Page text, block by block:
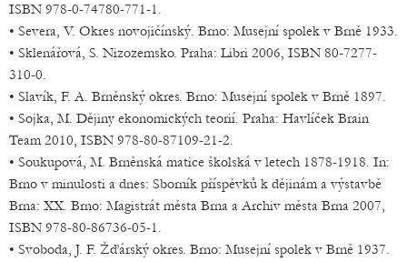
ISBN 978-0-74780-771-1.
• Severa, V. Okres novojičínský. Brno: Musejní spolek v Brně 1933.
• Sklenářová, S. Nizozemsko. Praha: Libri 2006, ISBN 80-7277-
310-0.
• Slavík, F. A. Brněnský okres. Brno: Musejní spolek v Brně 1897.
• Sojka, M. Dějiny ekonomických teorií. Praha: Havlíček Brain
Team 2010, ISBN 978-80-87109-21-2.
• Soukupová, M. Brněnská matice školská v letech 1878-1918. In:
Brno v minulosti a dnes: Sborník příspěvků k dějinám a výstavbě
Brna: XX. Brno: Magistrát města Brna a Archiv města Brna 2007,
ISBN 978-80-86736-05-1.
• Svoboda, J. F. Žďárský okres. Brno: Musejní spolek v Brně 1937.